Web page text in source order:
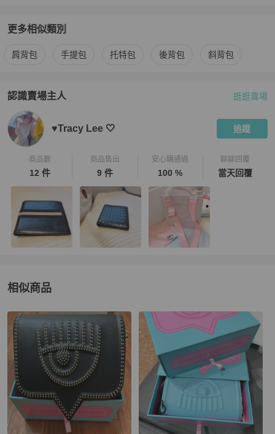
更多相似類別
更多Chiara Ferragni 相似商品推薦
肩背包 手提包 托特包 後背包 斜背包
認識賣場主人
PopChill 拍拍圈嚴選賣家
逛逛賣場
♥️Tracy Lee 🤍 追蹤
商品數
12 件
商品售出
9 件
安心購通過
100 %
聊聊回覆
當天回覆
相似商品
更多相似Chiara Ferragni女包推薦精品